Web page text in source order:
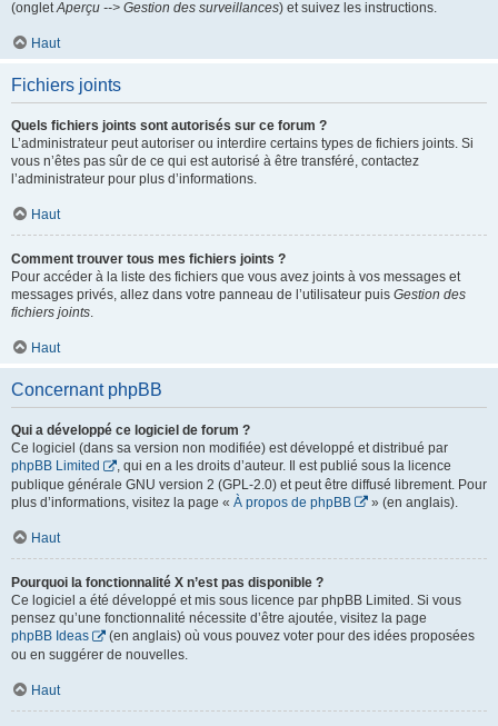
(ongletAperçu --> Gestion des surveillances) et suivez les instructions.
Haut
Fichiers joints
Quels fichiers joints sont autorisés sur ce forum ?
L’administrateur peut autoriser ou interdire certains types de fichiers joints. Si
vous n’êtes pas sûr de ce qui est autorisé à être transféré, contactez
l’administrateur pour plus d’informations.
Haut
Comment trouver tous mes fichiers joints ?
Pour accéder à la liste des fichiers que vous avez joints à vos messages et
messages privés, allez dans votre panneau de l’utilisateur puis Gestion des
fichiers joints.
Haut
Concernant phpBB
Qui a développé ce logiciel de forum ?
Ce logiciel (dans sa version non modifiée) est développé et distribué par
phpBB Limited
, qui en a les droits d’auteur. Il est publié sous la licence
publique générale GNU version 2 (GPL-2.0) et peut être diffusé librement. Pour
plus d’informations, visitez la page « À propos de phpBB » (en anglais).
Haut
Pourquoi la fonctionnalité X n’est pas disponible ?
Ce logiciel a été développé et mis sous licence par phpBB Limited. Si vous
pensez qu’une fonctionnalité nécessite d’être ajoutée, visitez la page
phpBB Ideas
(en anglais) où vous pouvez voter pour des idées proposées
ou en suggérer de nouvelles.
Haut